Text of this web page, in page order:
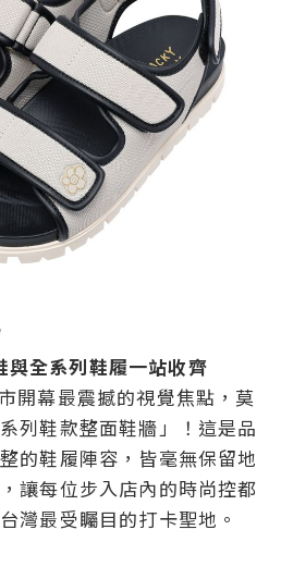
全系列鞋履一站收齊
開幕最震撼的視覺焦點，莫
列鞋款整面鞋牆」！這是品
的鞋履陣容，皆毫無保留地
讓每位步入店內的時尚控都
灣最受矚目的打卡聖地。